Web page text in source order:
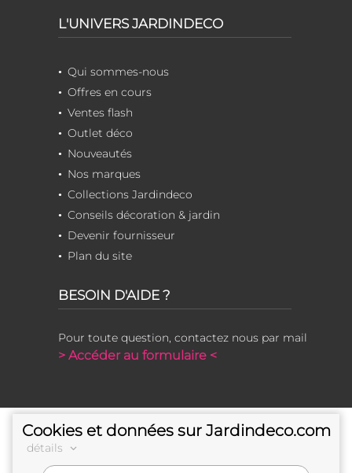
L'UNIVERS JARDINDECO
Qui sommes-nous
Offres en cours
Ventes flash
Outlet déco
Nouveautés
Nos marques
Collections Jardindeco
Conseils décoration & jardin
Devenir fournisseur
Plan du site
BESOIN D'AIDE ?
Pour toute question, contactez nous par mail
> Accéder au formulaire <
Cookies et données sur Jardindeco.com
détails